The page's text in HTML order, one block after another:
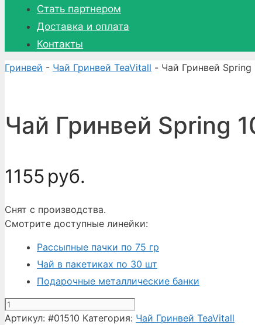
Стать партнером
Доставка и оплата
Контакты
Гринвей - Чай Гринвей TeaVitall - Чай Гринвей Spring
Чай Гринвей Spring
1155 руб.
Снят с производства.
Смотрите доступные линейки:
Рассыпные пачки по 75 гр
Чай в пакетиках по 30 шт
Подарочные металлические банки
Количество
товара
Артикул: #01510 Категория: Чай Гринвей TeaVitall